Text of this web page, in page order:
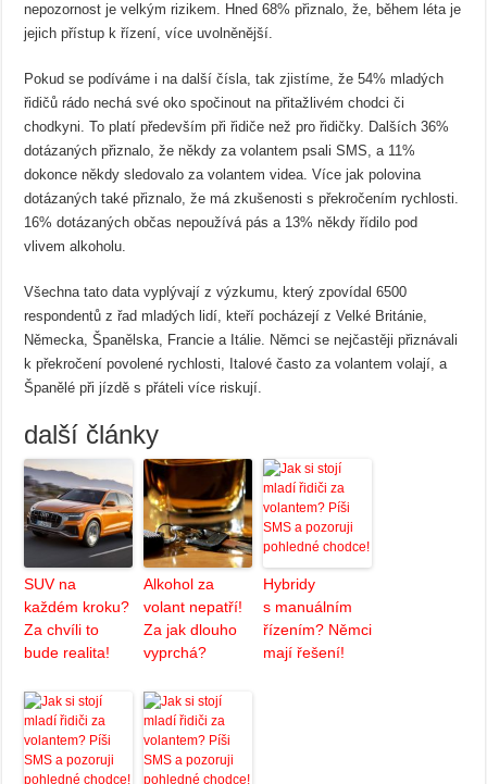
nepozornost je velkým rizikem. Hned 68% přiznalo, že, během léta je
jejich přístup k řízení, více uvolněnější.
Pokud se podíváme i na další čísla, tak zjistíme, že 54% mladých
řidičů rádo nechá své oko spočinout na přitažlivém chodci či
chodkyni. To platí především při řidiče než pro řidičky. Dalších 36%
dotázaných přiznalo, že někdy za volantem psali SMS, a 11%
dokonce někdy sledovalo za volantem videa. Více jak polovina
dotázaných také přiznalo, že má zkušenosti s překročením rychlosti.
16% dotázaných občas nepoužívá pás a 13% někdy řídilo pod
vlivem alkoholu.
Všechna tato data vyplývají z výzkumu, který zpovídal 6500
respondentů z řad mladých lidí, kteří pocházejí z Velké Británie,
Německa, Španělska, Francie a Itálie. Němci se nejčastěji přiznávali
k překročení povolené rychlosti, Italové často za volantem volají, a
Španělé při jízdě s přáteli více riskují.
další články
SUV na
každém kroku?
Za chvíli to
bude realita!
Alkohol za
volant nepatří!
Za jak dlouho
vyprchá?
Hybridy
s manuálním
řízením? Němci
mají řešení!